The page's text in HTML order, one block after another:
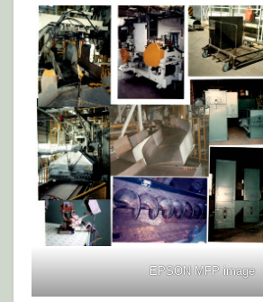
EPSON MFP image